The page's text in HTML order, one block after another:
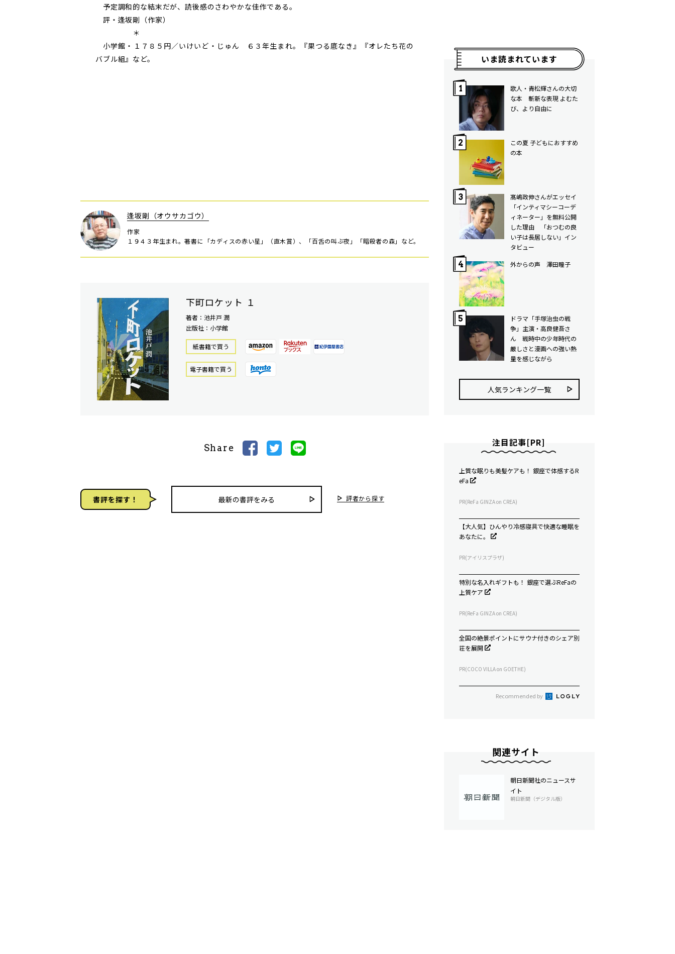
予定調和的な結末だが、読後感のさわやかな佳作である。
評・逢坂剛（作家）
＊
小学館・１７８５円／いけいど・じゅん ６３年生まれ。『果つる底なき』『オレたち花の
バブル組』など。
逢坂剛（オウサカゴウ）
作家
１９４３年生まれ。著書に「カディスの赤い星」（直木賞）、「百舌の叫ぶ夜」「暗殺者の森」など。
下町ロケット １
著者：池井戸 潤
出版社：小学館
紙書籍で買う
電⼦書籍で買う
Share
書評を探す！ 最新の書評をみる 評者から探す
いま読まれています
歌人・青松輝さんの大切
な本 斬新な表現 よむた
び、より自由に
この夏 子どもにおすすめ
の本
髙嶋政伸さんがエッセイ
「インティマシーコーデ
ィネーター」を無料公開
した理由 「おつむの良
い子は長居しない」イン
タビュー
外からの声 澤田瞳子
ドラマ「手塚治虫の戦
争」主演・高良健吾さ
ん 戦時中の少年時代の
厳しさと漫画への強い熱
量を感じながら
人気ランキング⼀覧
注目記事[PR]
上質な眠りも美髪ケアも！ 銀座で体感するR
eFa
PR(ReFa GINZA on CREA)
【大人気】ひんやり冷感寝具で快適な睡眠を
あなたに。
PR(アイリスプラザ)
特別な名入れギフトも！ 銀座で選ぶReFaの
上質ケア
PR(ReFa GINZA on CREA)
全国の絶景ポイントにサウナ付きのシェア別
荘を展開
PR(COCO VILLA on GOETHE)
Recommended by
関連サイト
朝日新聞社のニュースサ
イト
朝日新聞（デジタル版）